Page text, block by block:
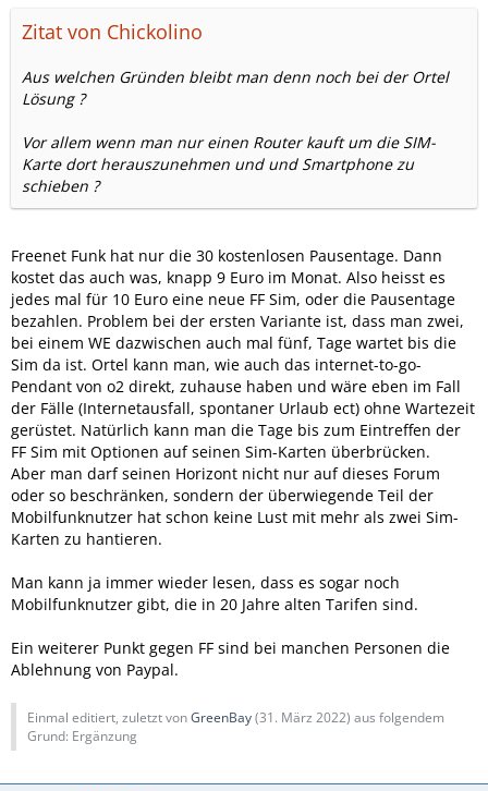
Zitat von Chickolino
Aus welchen Gründen bleibt man denn noch bei der Ortel
Lösung ?
Vor allem wenn man nur einen Router kauft um die SIM-
Karte dort herauszunehmen und und Smartphone zu
schieben ?
Freenet Funk hat nur die 30 kostenlosen Pausentage. Dann
kostet das auch was, knapp 9 Euro im Monat. Also heisst es
jedes mal für 10 Euro eine neue FF Sim, oder die Pausentage
bezahlen. Problem bei der ersten Variante ist, dass man zwei,
bei einem WE dazwischen auch mal fünf, Tage wartet bis die
Sim da ist. Ortel kann man, wie auch das internet-to-go-
Pendant von o2 direkt, zuhause haben und wäre eben im Fall
der Fälle (Internetausfall, spontaner Urlaub ect) ohne Wartezeit
gerüstet. Natürlich kann man die Tage bis zum Eintreffen der
FF Sim mit Optionen auf seinen Sim-Karten überbrücken.
Aber man darf seinen Horizont nicht nur auf dieses Forum
oder so beschränken, sondern der überwiegende Teil der
Mobilfunknutzer hat schon keine Lust mit mehr als zwei Sim-
Karten zu hantieren.
Man kann ja immer wieder lesen, dass es sogar noch
Mobilfunknutzer gibt, die in 20 Jahre alten Tarifen sind.
Ein weiterer Punkt gegen FF sind bei manchen Personen die
Ablehnung von Paypal.
Einmal editiert, zuletzt vonGreenBay(31. März 2022) aus folgendem
Grund: Ergänzung